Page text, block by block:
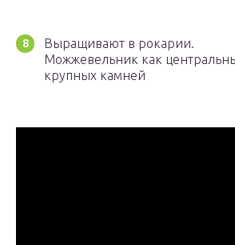
Выращивают в рокарии.
Можжевельник как
крупных камней